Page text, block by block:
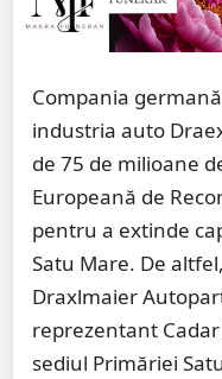
Compania
industria auto
de 75 de milioane
Europeană de
pentru a extinde
Satu Mare. De
Draxlmaier
reprezentant
sediul Primăriei